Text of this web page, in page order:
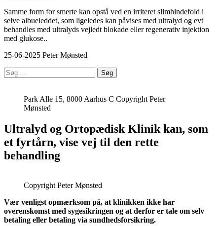
Samme form for smerte kan opstå ved en irriteret slimhindefold i
selve albueleddet, som ligeledes kan påvises med ultralyd og evt
behandles med ultralyds vejledt blokade eller regenerativ injektion
med glukose..
25-06-2025 Peter Mønsted
Søg
efter:
Park Alle 15, 8000 Aarhus C Copyright Peter
Mønsted
Ultralyd og Ortopædisk Klinik kan, som
et fyrtårn, vise vej til den rette
behandling
Copyright Peter Mønsted
Vær venligst opmærksom på, at klinikken ikke har
overenskomst med sygesikringen og at derfor er tale om selv
betaling eller betaling via sundhedsforsikring.